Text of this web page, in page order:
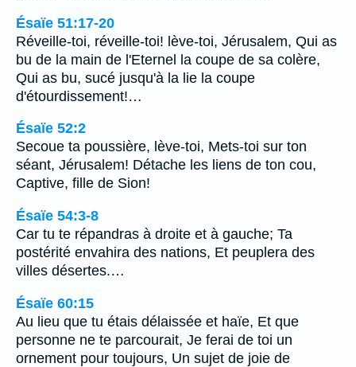
Ésaïe 51:17-20
Réveille-toi, réveille-toi! lève-toi, Jérusalem, Qui as
bu de la main de l'Eternel la coupe de sa colère,
Qui as bu, sucé jusqu'à la lie la coupe
d'étourdissement!…
Ésaïe 52:2
Secoue ta poussière, lève-toi, Mets-toi sur ton
séant, Jérusalem! Détache les liens de ton cou,
Captive, fille de Sion!
Ésaïe 54:3-8
Car tu te répandras à droite et à gauche; Ta
postérité envahira des nations, Et peuplera des
villes désertes.…
Ésaïe 60:15
Au lieu que tu étais délaissée et haïe, Et que
personne ne te parcourait, Je ferai de toi un
ornement pour toujours, Un sujet de joie de